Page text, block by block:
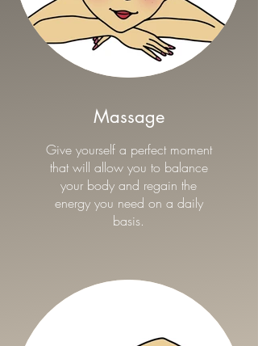
Massage
Give yourself a perfect moment
that will allow you to balance
your body and regain the
energy you need on a daily
basis.